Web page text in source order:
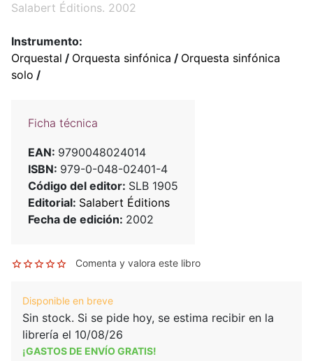
Salabert Éditions. 2002
Instrumento:
Orquestal / Orquesta sinfónica / Orquesta sinfónica
solo /
Ficha técnica
EAN: 9790048024014
ISBN: 979-0-048-02401-4
Código del editor: SLB 1905
Editorial: Salabert Éditions
Fecha de edición: 2002
Comenta y valora este libro
Disponible en breve
Sin stock. Si se pide hoy, se estima recibir en la
librería el 10/08/26
¡GASTOS DE ENVÍO GRATIS!